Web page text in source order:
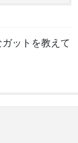
ットを教えて